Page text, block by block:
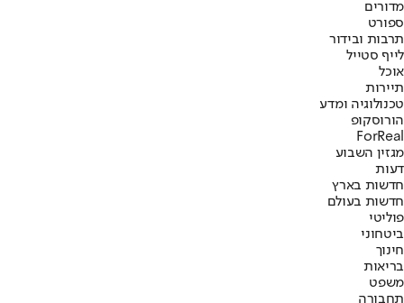
מדורים
ספורט
תרבות ובידור
לייף סטייל
אוכל
תיירות
טכנולוגיה ומדע
הורוסקופ
ForReal
מגזין השבוע
דעות
חדשות בארץ
חדשות בעולם
פוליטי
ביטחוני
חינוך
בריאות
משפט
תחבורה